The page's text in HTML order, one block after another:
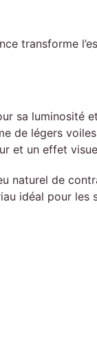
transforme
sa luminosité
de légers
et un effet
naturel de
idéal pour les